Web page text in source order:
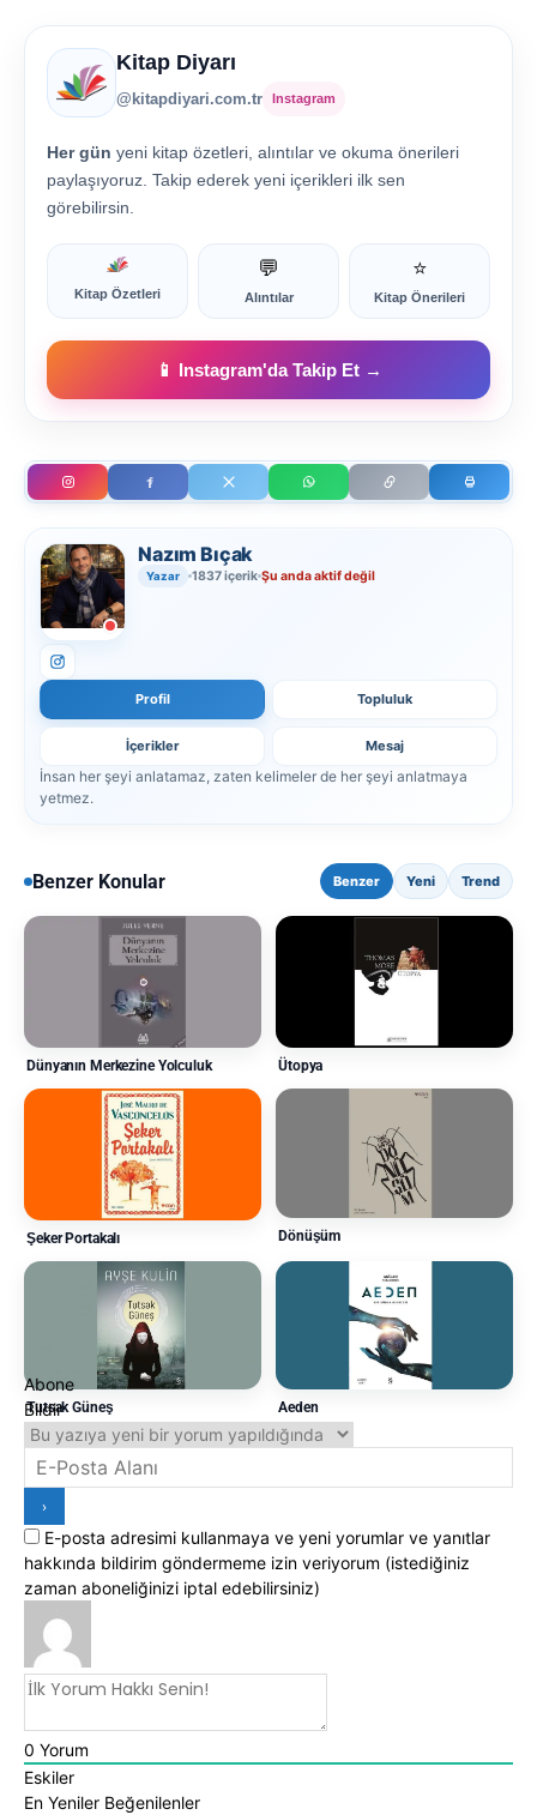
Kitap Diyarı
@kitapdiyari.com.tr Instagram
Her gün yeni kitap özetleri, alıntılar ve okuma önerileri
paylaşıyoruz. Takip ederek yeni içerikleri ilk sen
görebilirsin.
Kitap Özetleri
💬
Alıntılar
⭐
Kitap Önerileri
📱 Instagram'da Takip Et →
Nazım Bıçak
Yazar 1837 içerik Şu anda aktif değil
Profil Topluluk
İçerikler Mesaj
İnsan her şeyi anlatamaz, zaten kelimeler de her şeyi anlatmaya
yetmez.
Benzer Konular Benzer Yeni Trend
Dünyanın Merkezine Yolculuk Ütopya
Şeker Portakalı Dönüşüm
Tutsak Güneş Aeden
Yorumlar
Abone
Bildir
E-posta adresimi kullanmaya ve yeni yorumlar ve yanıtlar
hakkında bildirim göndermeme izin veriyorum (istediğiniz
zaman aboneliğinizi iptal edebilirsiniz)
0 Yorum
Eskiler
En Yeniler Beğenilenler